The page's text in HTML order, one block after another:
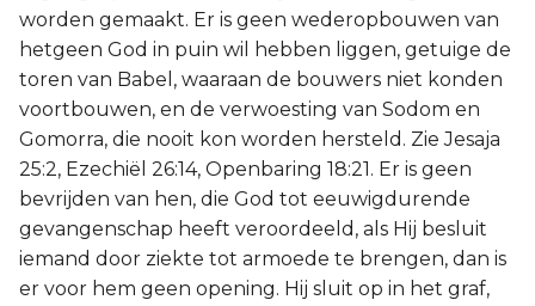
worden gemaakt. Er is geen wederopbouwen van
hetgeen God in puin wil hebben liggen, getuige de
toren van Babel, waaraan de bouwers niet konden
voortbouwen, en de verwoesting van Sodom en
Gomorra, die nooit kon worden hersteld. Zie Jesaja
25:2, Ezechiël 26:14, Openbaring 18:21. Er is geen
bevrijden van hen, die God tot eeuwigdurende
gevangenschap heeft veroordeeld, als Hij besluit
iemand door ziekte tot armoede te brengen, dan is
er voor hem geen opening. Hij sluit op in het graf,